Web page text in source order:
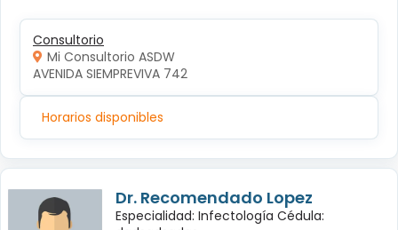
Consultorio
Mi Consultorio ASDW
AVENIDA SIEMPREVIVA 742
Horarios disponibles
Dr. Recomendado Lopez
Especialidad: Infectología Cédula: